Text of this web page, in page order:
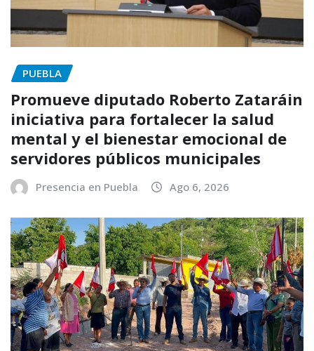
PUEBLA
Promueve diputado Roberto Zataráin
iniciativa para fortalecer la salud
mental y el bienestar emocional de
servidores públicos municipales
Presencia en Puebla Ago 6, 2026